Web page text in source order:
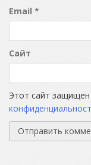
Email *
Сайт
Этот сайт защищен